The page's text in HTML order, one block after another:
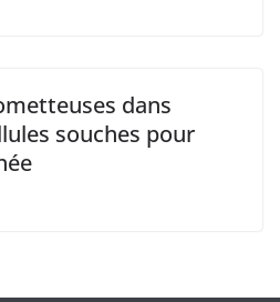
dans
souches pour